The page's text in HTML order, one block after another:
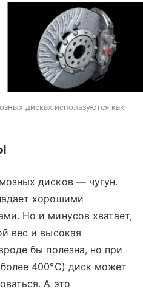
дисках используются как
дисков — чугун.
хорошими
Но и минусов хватает,
вес и высокая
бы полезна, но при
400°C) диск может
А это